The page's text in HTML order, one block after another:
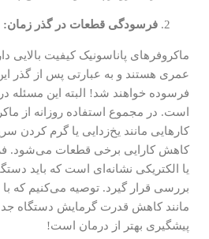
فرسودگی قطعات در گذر زمان:
ماکروفرهای پاناسونیک کیفیت بالایی
عمری هستند و به عبارتی پس از گذر
فرسوده خواهند شد! البته این مسئله
است. در مجموع استفاده روزانه از
کارهایی مانند یخ‌زدایی یا گرم کردن
کاهش کارایی برخی قطعات می‌شود.
یا الکتریکی نشانه‌ای است که باید
بررسی قرار گیرد. توصیه می‌کنیم که
مانند کاهش قدرت گرمایش دستگاه
پیشگیری بهتر از درمان است!